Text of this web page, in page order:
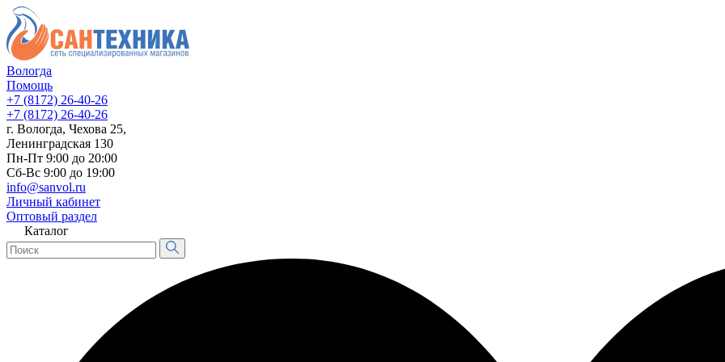
Вологда
Помощь
+7 (8172) 26-40-26
+7 (8172) 26-40-26
г. Вологда, Чехова 25,
Ленинградская 130
Пн-Пт 9:00 до 20:00
Сб-Вс 9:00 до 19:00
info@sanvol.ru
Личный кабинет
Оптовый раздел
Каталог